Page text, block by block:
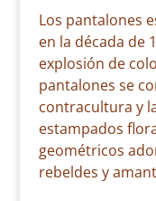
Los pantalones
en la década de
explosión de
pantalones se
contracultura y
estampados
geométricos
rebeldes y